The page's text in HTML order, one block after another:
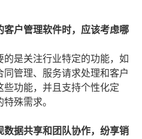
户管理软件时，应该考虑哪
是关注行业特定的功能，如
管理、服务请求处理和客户
功能，并且支持个性化定
殊需求。
据共享和团队协作，纷享销